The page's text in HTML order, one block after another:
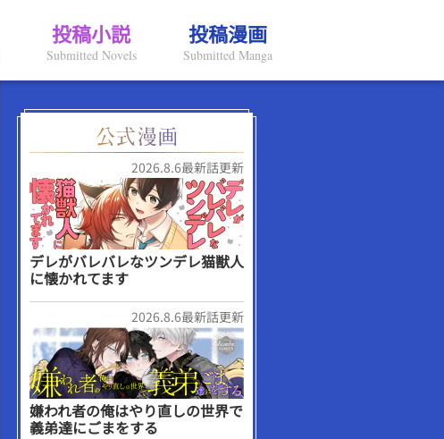
投稿小説
Submitted Novels
投稿漫画
Submitted Manga
2026.8.6最新話更新
デレがバレバレなツンデレ猫獣人
に懐かれてます
2026.8.6最新話更新
嫌われ者の俺はやり直しの世界で
義弟達にごまをする